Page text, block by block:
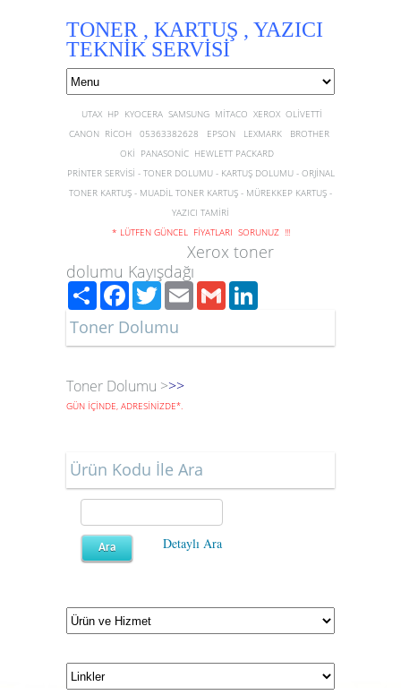
TONER , KARTUŞ , YAZICI
TEKNİK SERVİSİ
UTAX HP KYOCERA SAMSUNG MİTACO XEROX OLİVETTİ
CANON RİCOH 05363382628 EPSON LEXMARK BROTHER
OKİ PANASONİC HEWLETT PACKARD
PRİNTER SERVİSİ - TONER DOLUMU - KARTUŞ DOLUMU - ORJİNAL
TONER KARTUŞ - MUADİL TONER KARTUŞ - MÜREKKEP KARTUŞ -
YAZICI TAMİRİ
* LÜTFEN GÜNCEL FİYATLARI SORUNUZ !!!
Xerox toner
dolumu Kayışdağı
PaylaşFacebook
TwitterEmailGmail
Toner Dolumu
Toner Dolumu >>>
GÜN İÇİNDE, ADRESİNİZDE*.
Ürün Kodu İle Ara
Detaylı Ara